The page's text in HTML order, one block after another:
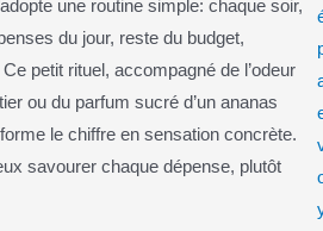
une routine simple: chaque soir,
du jour, reste du budget,
petit rituel, accompagné de l’odeur
ou du parfum sucré d’un ananas
le chiffre en sensation concrète.
savourer chaque dépense, plutôt